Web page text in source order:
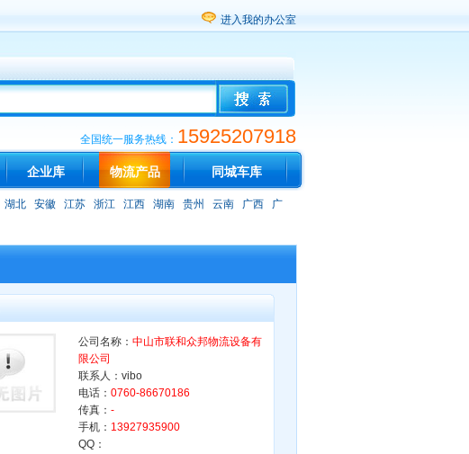
进入我的办公室
全国统一服务热线： 15925207918
企业库 物流产品 同城车库
湖北 安徽 江苏 浙江 江西 湖南 贵州 云南 广西
广
公司名称： 中山市联和众邦物流设备有
限公司
联系人：vibo
电话： 0760-86670186
传真： -
手机： 13927935900
QQ：